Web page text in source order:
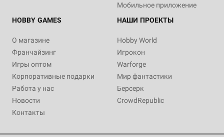
Мобильное приложение
HOBBY GAMES
О магазине
Франчайзинг
Игры оптом
Корпоративные подарки
Работа у нас
Новости
Контакты
НАШИ ПРОЕКТЫ
Hobby World
Игрокон
Warforge
Мир фантастики
Берсерк
CrowdRepublic